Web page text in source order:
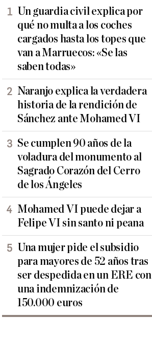
Un guardia civil explica por
qué no multa a los coches
cargados hasta los topes que
van a Marruecos: «Se las
saben todas»
Naranjo explica la verdadera
historia de la rendición de
Sánchez ante Mohamed VI
Se cumplen 90 años de la
voladura del monumento al
Sagrado Corazón del Cerro
de los Ángeles
Mohamed VI puede dejar a
Felipe VI sin santo ni peana
Una mujer pide el subsidio
para mayores de 52 años tras
ser despedida en un ERE con
una indemnización de
150.000 euros